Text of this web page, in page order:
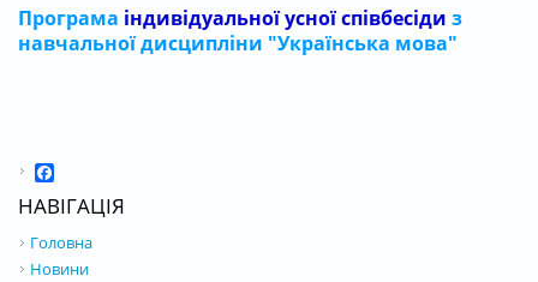
Програма індивідуальної усної співбесіди з
навчальної дисципліни "Українська мова"
НАВІГАЦІЯ
Головна
Новини